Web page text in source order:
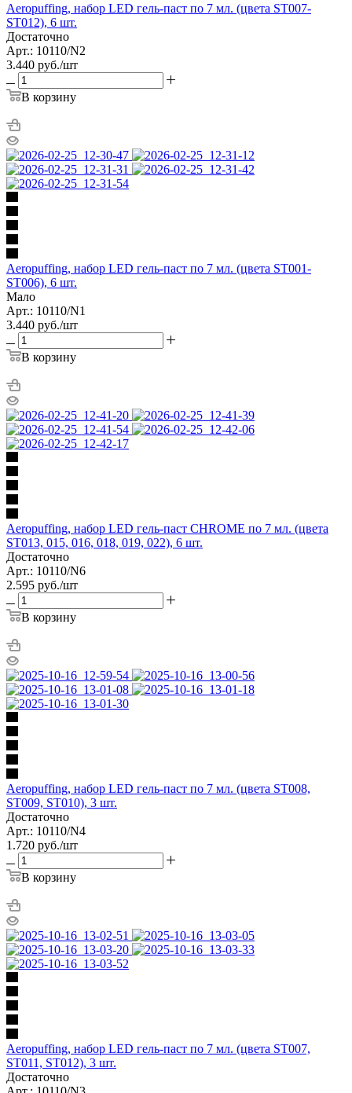
Aeropuffing, набор LED гель-паст по 7 мл. (цвета ST007-
ST012), 6 шт.
Достаточно
Арт.: 10110/N2
3.440 руб./шт
В корзину
Aeropuffing, набор LED гель-паст по 7 мл. (цвета ST001-
ST006), 6 шт.
Мало
Арт.: 10110/N1
3.440 руб./шт
В корзину
Aeropuffing, набор LED гель-паст CHROME по 7 мл. (цвета
ST013, 015, 016, 018, 019, 022), 6 шт.
Достаточно
Арт.: 10110/N6
2.595 руб./шт
В корзину
Aeropuffing, набор LED гель-паст по 7 мл. (цвета ST008,
ST009, ST010), 3 шт.
Достаточно
Арт.: 10110/N4
1.720 руб./шт
В корзину
Aeropuffing, набор LED гель-паст по 7 мл. (цвета ST007,
ST011, ST012), 3 шт.
Достаточно